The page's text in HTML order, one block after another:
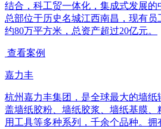
结合，科工贸一体化，集成式发展的
总部位于历史名城江西南昌，现有员
约80万平方米，总资产超过20亿元。
查看案例
嘉力丰
杭州嘉力丰集团，是全球最大的墙
盖墙纸胶粉、墙纸胶浆、墙纸基膜
用工具等多种系列，千余个品种。